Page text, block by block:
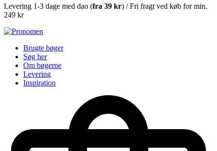
Levering 1-3 dage med dao (fra 39 kr) / Fri fragt ved køb for min.
249 kr
Brugte bøger
Søg her
Om bøgerne
Levering
Inspiration